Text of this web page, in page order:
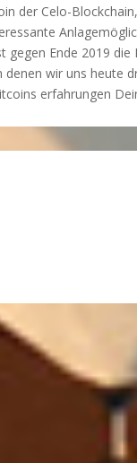
der Celo-
gegen Ende 2019
wir uns heute
erfahrungen